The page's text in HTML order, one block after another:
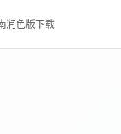
润色版下载